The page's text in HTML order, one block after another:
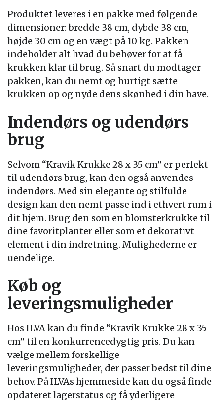
Produktet leveres i en pakke med følgende
dimensioner: bredde 38 cm, dybde 38 cm,
højde 30 cm og en vægt på 10 kg. Pakken
indeholder alt hvad du behøver for at få
krukken klar til brug. Så snart du modtager
pakken, kan du nemt og hurtigt sætte
krukken op og nyde dens skønhed i din have.
Indendørs og udendørs
brug
Selvom “Kravik Krukke 28 x 35 cm” er perfekt
til udendørs brug, kan den også anvendes
indendørs. Med sin elegante og stilfulde
design kan den nemt passe ind i ethvert rum i
dit hjem. Brug den som en blomsterkrukke til
dine favoritplanter eller som et dekorativt
element i din indretning. Mulighederne er
uendelige.
Køb og
leveringsmuligheder
Hos ILVA kan du finde “Kravik Krukke 28 x 35
cm” til en konkurrencedygtig pris. Du kan
vælge mellem forskellige
leveringsmuligheder, der passer bedst til dine
behov. På ILVAs hjemmeside kan du også finde
opdateret lagerstatus og få yderligere